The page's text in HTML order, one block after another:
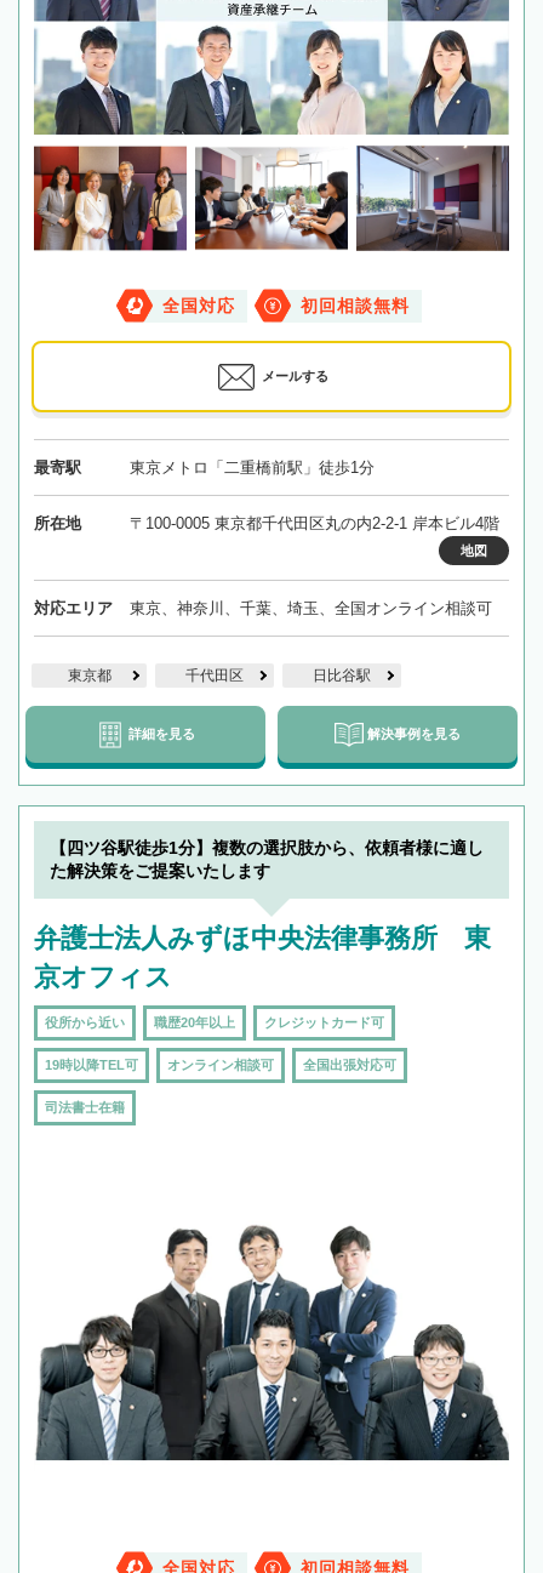
全国対応 初回相談無料
メールする
最寄駅 東京メトロ「二重橋前駅」徒歩1分
所在地 〒100-0005 東京都千代田区丸の内2-2-1 岸本ビル4階
地図
対応エリア 東京、神奈川、千葉、埼玉、全国オンライン相談可
東京都 千代田区 日比谷駅
詳細を見る 解決事例を見る
【四ツ谷駅徒歩1分】複数の選択肢から、依頼者様に適し
た解決策をご提案いたします
弁護士法人みずほ中央法律事務所 東
京オフィス
役所から近い 職歴20年以上 クレジットカード可
19時以降TEL可 オンライン相談可 全国出張対応可
司法書士在籍
全国対応 初回相談無料